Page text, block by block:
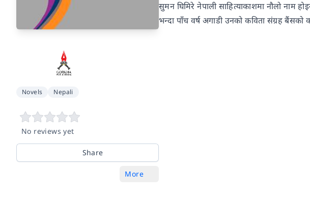
Novels Nepali
No reviews yet
Share
More
सुमन घिमिरे नेपाली साहित्याकाशमा नौलो
भन्दा पाँच वर्ष अगाडी उनको कविता संग्रह बैंसको